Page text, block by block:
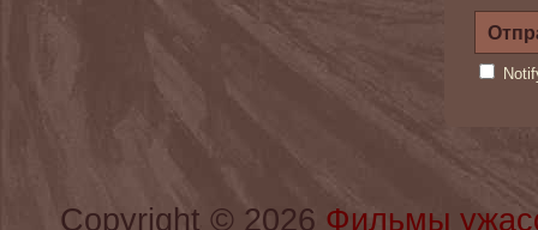
Copyright © 2026 Фильмы